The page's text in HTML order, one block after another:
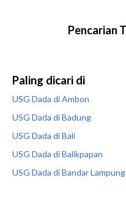
Paling dicari di
USG Dada di Ambon
USG Dada di Badung
USG Dada di Bali
USG Dada di Balikpapan
USG Dada di Bandar Lampung